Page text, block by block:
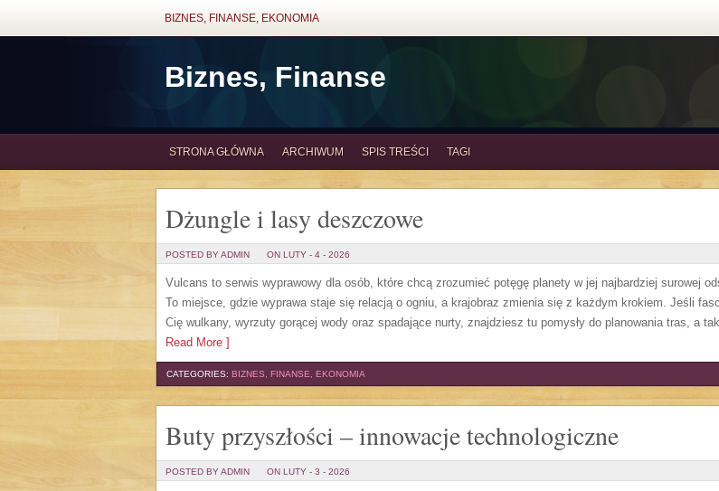
BIZNES, FINANSE, EKONOMIA
Biznes, Finanse
STRONA GŁÓWNA ARCHIWUM SPIS TREŚCI TAGI
Dżungle i lasy deszczowe
POSTED BY ADMIN ON LUTY - 4 - 2026
Vulcans to serwis wyprawowy dla osób, które chcą zrozumieć potęgę planety w jej najbardziej surowej
To miejsce, gdzie wyprawa staje się relacją o ogniu, a krajobraz zmienia się z każdym krokiem. Jeśli
Cię wulkany, wyrzuty gorącej wody oraz spadające nurty, znajdziesz tu pomysły do planowania tras, a
Read More ]
CATEGORIES: BIZNES, FINANSE, EKONOMIA
Buty przyszłości – innowacje technologiczne
POSTED BY ADMIN ON LUTY - 3 - 2026